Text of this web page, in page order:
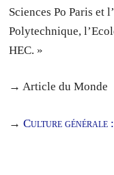
Sciences Po Paris et
Polytechnique,
HEC. »
→ Article du Monde
→Culture générale